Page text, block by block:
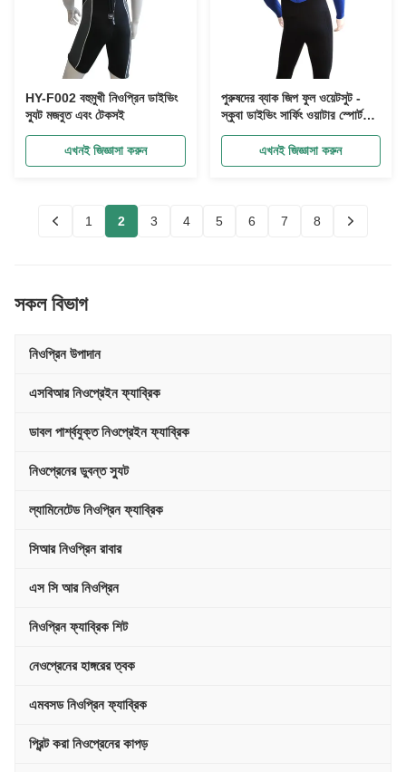
HY-F002 বহুমুখী নিওপ্রিন ডাইভিং
স্যুট মজবুত এবং টেকসই
এখনই জিজ্ঞাসা করুন
পুরুষদের ব্যাক জিপ ফুল ওয়েটসুট -
স্কুবা ডাইভিং সার্ফিং ওয়াটার স্পোর্টসের
জন্য ৩/২ মিমি নিওপ্রিন তাপ সুরক্ষা
নমনীয়তা OEMএখনই জিজ্ঞাসা করুন
1 2 3 4 5 6 7 8
সকল বিভাগ
নিওপ্রিন উপাদান
এসবিআর নিওপ্রেইন ফ্যাব্রিক
ডাবল পার্শ্বযুক্ত নিওপ্রেইন ফ্যাব্রিক
নিওপ্রেনের ডুবন্ত স্যুট
ল্যামিনেটেড নিওপ্রিন ফ্যাব্রিক
সিআর নিওপ্রিন রাবার
এস সি আর নিওপ্রিন
নিওপ্রিন ফ্যাব্রিক শিট
নেওপ্রেনের হাঙ্গরের ত্বক
এমবসড নিওপ্রিন ফ্যাব্রিক
প্রিন্ট করা নিওপ্রেনের কাপড়